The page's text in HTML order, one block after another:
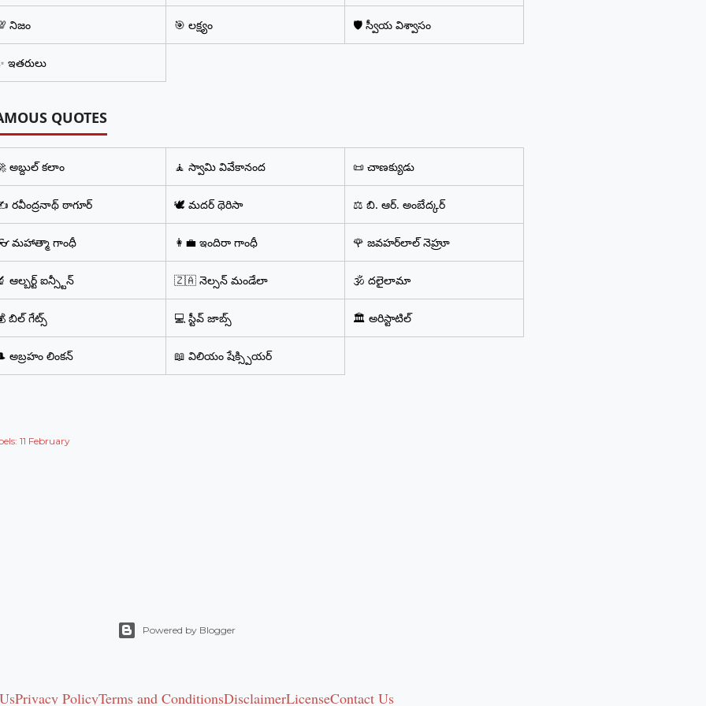
నిజం 🎯 లక్ష్యం 🛡️ స్వీయ విశ్వాసం
ఇతరులు
QUOTES
అబ్దుల్ కలాం 🧘 స్వామి వివేకానంద 📜 చాణక్యుడు
రవీంద్రనాథ్ ఠాగూర్ 🕊️ మదర్ థెరిసా ⚖️ బి. ఆర్. అంబేద్కర్
మహాత్మా గాంధీ 👩‍💼 ఇందిరా గాంధీ 🌹 జవహర్‌లాల్ నెహ్రూ
ఆల్బర్ట్ ఐన్స్టీన్ 🇿🇦 నెల్సన్ మండేలా 🕉️ దలైలామా
బిల్ గేట్స్ 💻 స్టీవ్ జాబ్స్ 🏛️ అరిస్టాటిల్
అబ్రహం లింకన్ 📖 విలియం షేక్స్పియర్
11 February
Powered by Blogger
Privacy PolicyTerms and ConditionsDisclaimerLicenseContact Us